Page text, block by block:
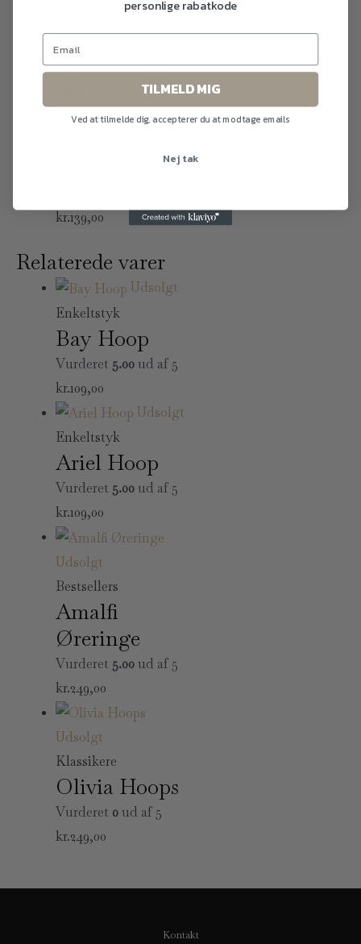
Evie Øreringe
Vurderet0ud af 5
Udsolgt
kr.139,00
Relaterede varer
Udsolgt
Enkeltstyk
Bay Hoop
Vurderet 5.00 ud af 5
kr.109,00
Udsolgt
Enkeltstyk
Ariel Hoop
Vurderet 5.00 ud af 5
kr.109,00
Udsolgt
Bestsellers
Amalfi
Øreringe
Vurderet 5.00 ud af 5
kr.249,00
Udsolgt
Klassikere
Olivia Hoops
Vurderet 0 ud af 5
kr.249,00
Kontakt
personlige rabatkode
TILMELD MIG
Ved at tilmelde dig, accepterer du at modtage emails
Nej tak